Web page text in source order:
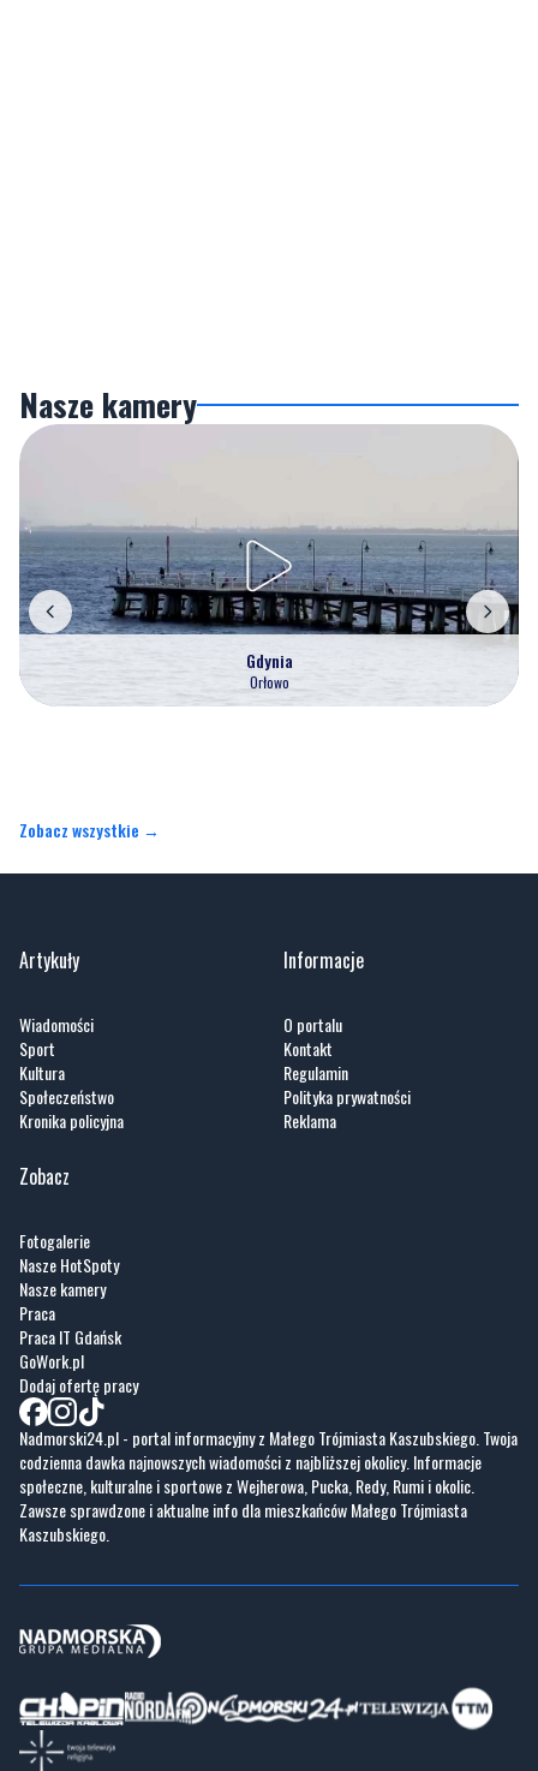
Nasze kamery
Gdynia
Orłowo
Zobacz wszystkie →
Artykuły
Wiadomości
Sport
Kultura
Społeczeństwo
Kronika policyjna
Informacje
O portalu
Kontakt
Regulamin
Polityka prywatności
Reklama
Zobacz
Fotogalerie
Nasze HotSpoty
Nasze kamery
Praca
Praca IT Gdańsk
GoWork.pl
Dodaj ofertę pracy
Nadmorski24.pl - portal informacyjny z Małego Trójmiasta Kaszubskiego. Twoja
codzienna dawka najnowszych wiadomości z najbliższej okolicy. Informacje
społeczne, kulturalne i sportowe z Wejherowa, Pucka, Redy, Rumi i okolic.
Zawsze sprawdzone i aktualne info dla mieszkańców Małego Trójmiasta
Kaszubskiego.